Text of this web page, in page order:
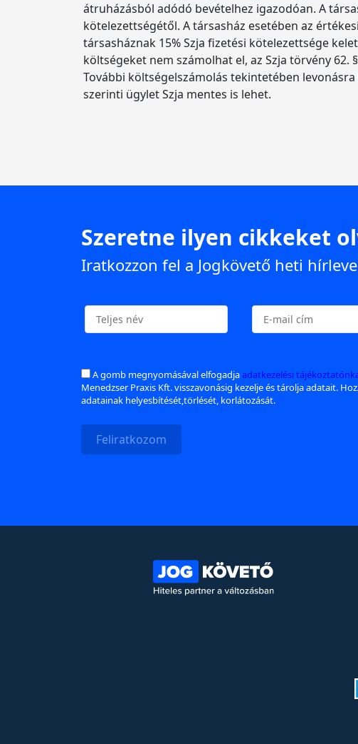
átruházásból adódó bevételhez igazodóan. A
kötelezettségétől. A társasház esetében az
társasháznak 15% Szja fizetési kötelezettsége
költségeket nem számolhat el, az Szja törvény 62.
További költségelszámolás tekintetében
szerinti ügylet Szja mentes is lehet.
Szeretne ilyen cikkeket
Iratkozzon fel a Jogkövető heti
A gomb megnyomásával elfogadjaadatkezelési
Menedzser Praxis Kft. visszavonásig kezelje és tárolja adatait.
adatainak helyesbítését,törlését, korlátozását.
Feliratkozom